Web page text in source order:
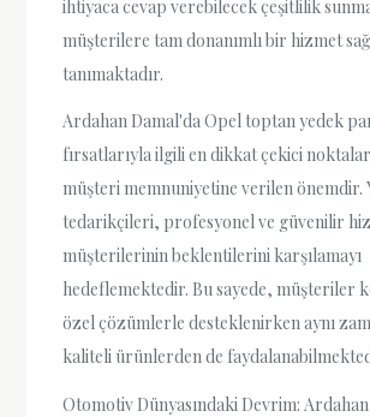
ihtiyaca cevap verebilecek çeşitlilik
müşterilere tam donanımlı bir hizmet
tanımaktadır.
Ardahan Damal'da Opel toptan yedek
fırsatlarıyla ilgili en dikkat çekici
müşteri memnuniyetine verilen önemdir.
tedarikçileri, profesyonel ve güvenilir
müşterilerinin beklentilerini karşılamayı
hedeflemektedir. Bu sayede, müşteriler
özel çözümlerle desteklenirken aynı
kaliteli ürünlerden de
Otomotiv Dünyasındaki Devrim: